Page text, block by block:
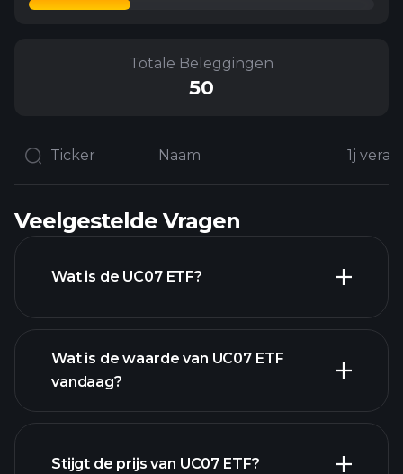
Totale Beleggingen
50
Ticker Naam 1j
Veelgestelde Vragen
Wat is de UC07 ETF?
Wat is de waarde van UC07 ETF
vandaag?
Stijgt de prijs van UC07 ETF?